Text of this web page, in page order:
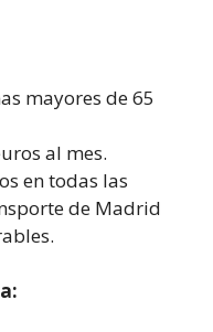
mayores de 65
al mes.
en todas las
de Madrid